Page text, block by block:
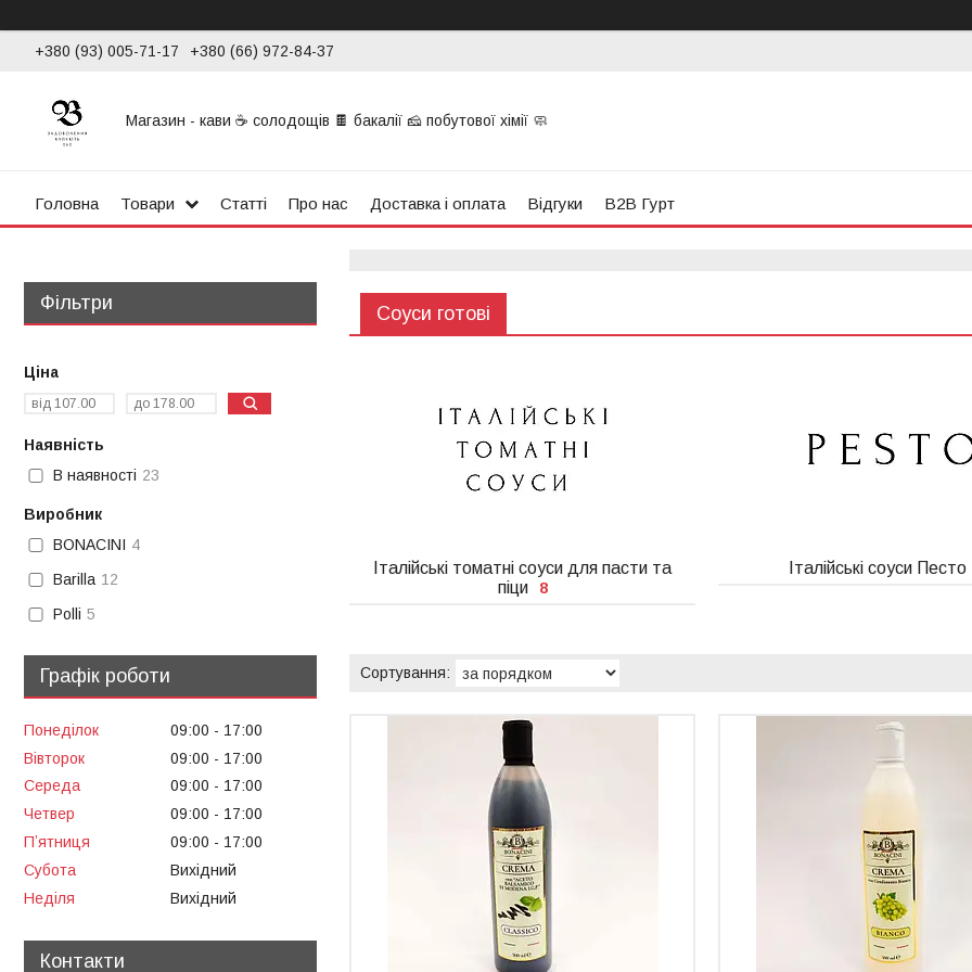
+380 (93) 005-71-17 +380 (66) 972-84-37
Магазин - кави ☕ солодощів 🍫 бакалії 🧀 побутової хімії 🧼
Головна Товари Статті Про нас Доставка і оплата Відгуки B2B Гурт
Соуси готові
Італійські томатні соуси для пасти та
піци
8
Італійські соуси Песто
Фільтри
Ціна
Наявність
В наявності 23
Виробник
BONACINI 4
Barilla 12
Polli 5
Графік роботи
Понеділок 09:00
17:00
Вівторок
09:00
17:00
Середа
09:00
17:00
Четвер
09:00
17:00
Пʼятниця
09:00
17:00
Субота
Вихідний
Неділя
Вихідний
Контакти